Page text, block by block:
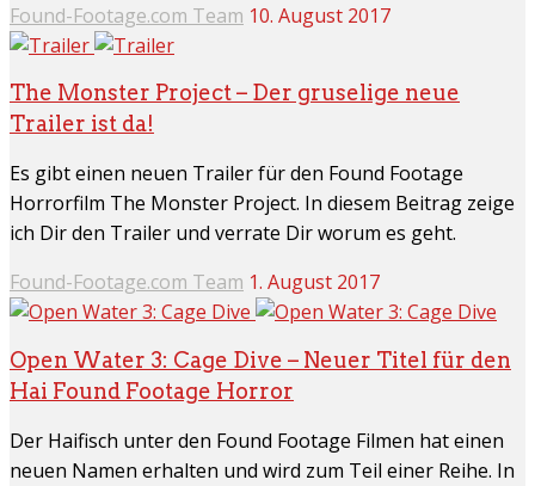
Found-Footage.com Team 10. August 2017
The Monster Project – Der gruselige neue
Trailer ist da!
Es gibt einen neuen Trailer für den Found Footage
Horrorfilm The Monster Project. In diesem Beitrag zeige
ich Dir den Trailer und verrate Dir worum es geht.
Found-Footage.com Team 1. August 2017
Open Water 3: Cage Dive – Neuer Titel für den
Hai Found Footage Horror
Der Haifisch unter den Found Footage Filmen hat einen
neuen Namen erhalten und wird zum Teil einer Reihe. In